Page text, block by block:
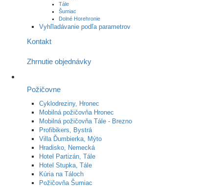
Tále
Šumiac
Dolné Horehronie
Vyhľladávanie podľa parametrov
Kontakt
Zhrnutie objednávky
Požičovne
Cyklodreziny, Hronec
Mobilná požičovňa Hronec
Mobilná požičovňa Tále - Brezno
Profibikers, Bystrá
Villa Ďumbierka, Mýto
Hradisko, Nemecká
Hotel Partizán, Tále
Hotel Stupka, Tále
Kúria na Táloch
Požičovňa Šumiac